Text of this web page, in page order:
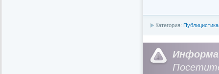
Категория: Публицистика